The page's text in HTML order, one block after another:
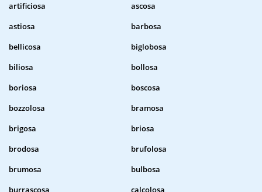
artificiosa
ascosa
astiosa
barbosa
bellicosa
biglobosa
biliosa
bollosa
boriosa
boscosa
bozzolosa
bramosa
brigosa
briosa
brodosa
brufolosa
brumosa
bulbosa
burrascosa
calcolosa